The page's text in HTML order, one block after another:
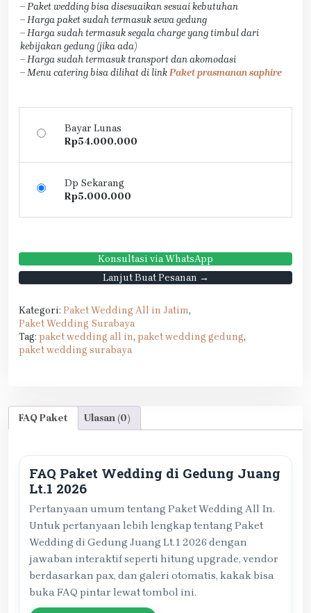
– Paket wedding bisa disesuaikan sesuai kebutuhan
– Harga paket sudah termasuk sewa gedung
– Harga sudah termasuk segala charge yang timbul dari
kebijakan gedung (jika ada)
– Harga sudah termasuk transport dan akomodasi
– Menu catering bisa dilihat di linkPaket prasmanan saphire
Bayar Lunas
Rp54.000.000
Dp Sekarang
Rp5.000.000
Konsultasi via WhatsApp
Lanjut Buat Pesanan →
Kategori: Paket Wedding All in Jatim,
Paket Wedding Surabaya
Tag: paket wedding all in, paket wedding gedung,
paket wedding surabaya
FAQ Paket Ulasan (0)
FAQ Paket Wedding di Gedung Juang
Lt.1 2026
Pertanyaan umum tentang Paket Wedding All In.
Untuk pertanyaan lebih lengkap tentang Paket
Wedding di Gedung Juang Lt.1 2026 dengan
jawaban interaktif seperti hitung upgrade, vendor
berdasarkan pax, dan galeri otomatis, kakak bisa
buka FAQ pintar lewat tombol ini.